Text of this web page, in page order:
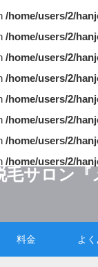
/home/users/2/
/home/users/2/
/home/users/2/
/home/users/2/
/home/users/2/
/home/users/2/
/home/users/2/
/home/users/2/
料金 よ